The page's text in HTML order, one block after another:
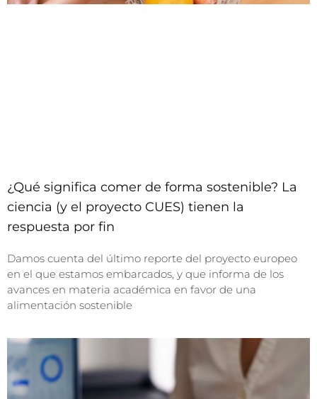
¿Qué significa comer de forma sostenible? La
ciencia (y el proyecto CUES) tienen la
respuesta por fin
Damos cuenta del último reporte del proyecto europeo
en el que estamos embarcados, y que informa de los
avances en materia académica en favor de una
alimentación sostenible